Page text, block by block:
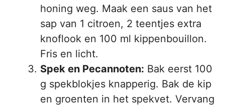
honing weg. Maak een saus van het
sap van 1 citroen, 2 teentjes extra
knoflook en 100 ml kippenbouillon.
Fris en licht.
Spek en Pecannoten: Bak eerst 100
g spekblokjes knapperig. Bak de kip
en groenten in het spekvet. Vervang